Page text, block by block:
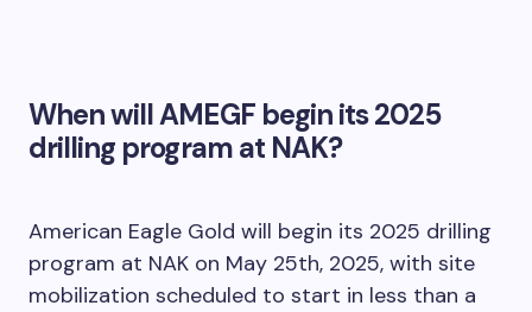
When will AMEGF begin its 2025
drilling program at NAK?
American Eagle Gold will begin its 2025 drilling
program at NAK on May 25th, 2025, with site
mobilization scheduled to start in less than a